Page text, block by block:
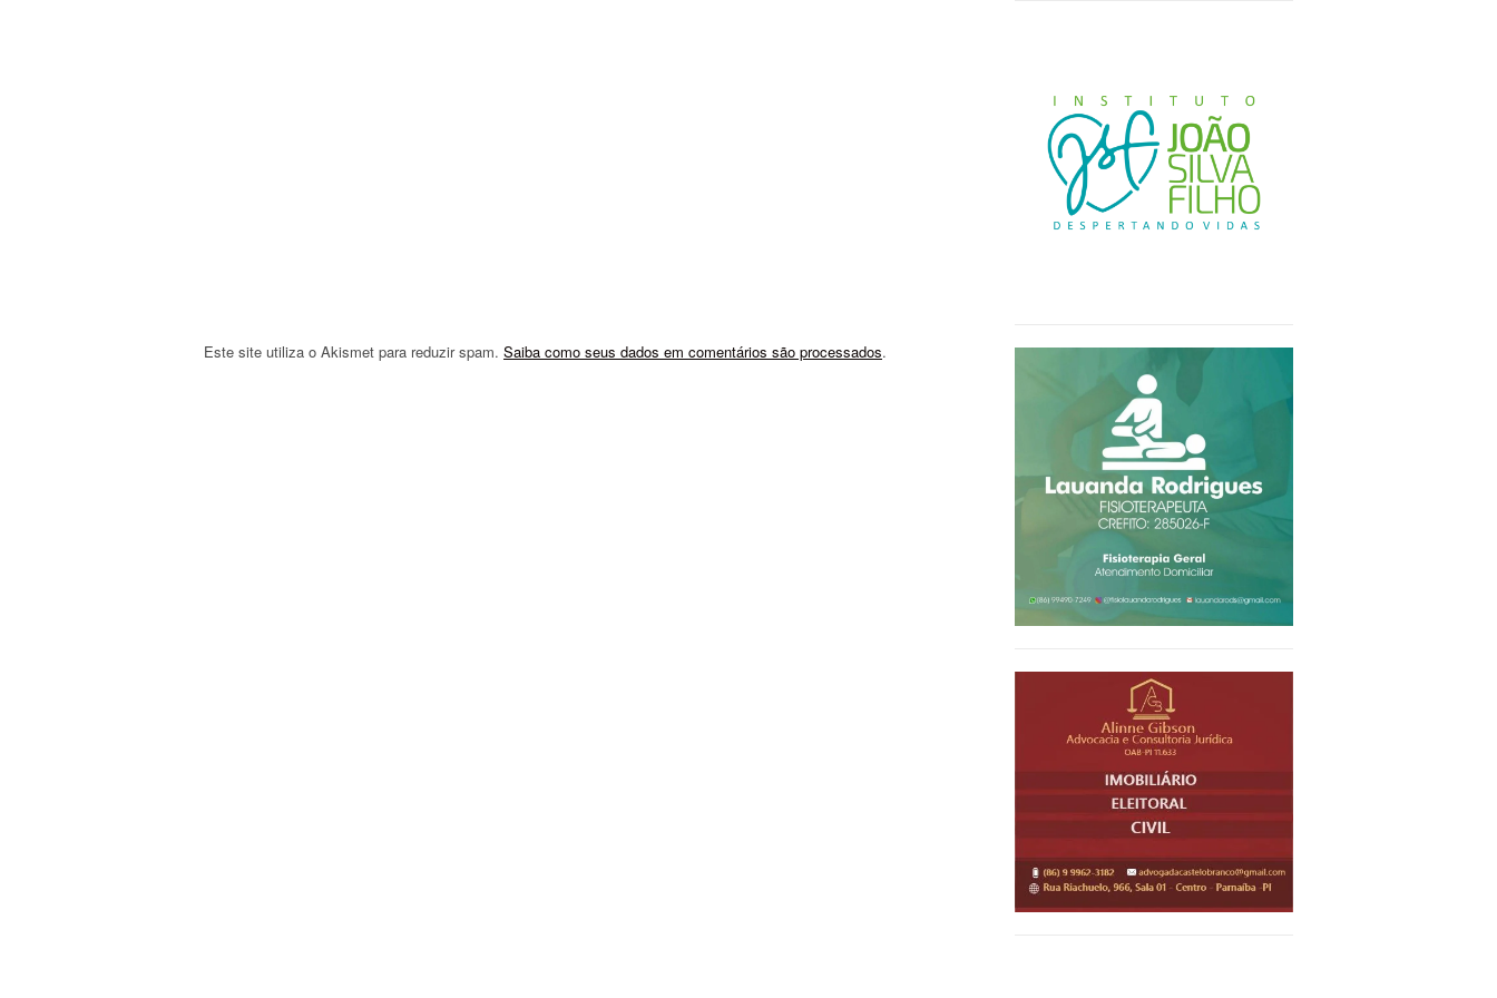
Este site utiliza o Akismet para reduzir spam. Saiba como seus dados em comentários são processados.